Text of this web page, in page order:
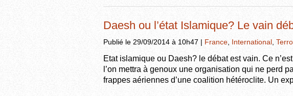
Daesh ou l’état Islamique? Le vain
Publié le 29/09/2014 à 10h47 | France International
Etat islamique ou Daesh? le débat est vain. Ce
l’on mettra à genoux une organisation qui ne perd
frappes aériennes d’une coalition hétéroclite. Un